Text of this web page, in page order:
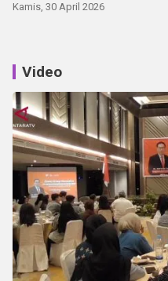
Kamis, 30 April 2026
Video